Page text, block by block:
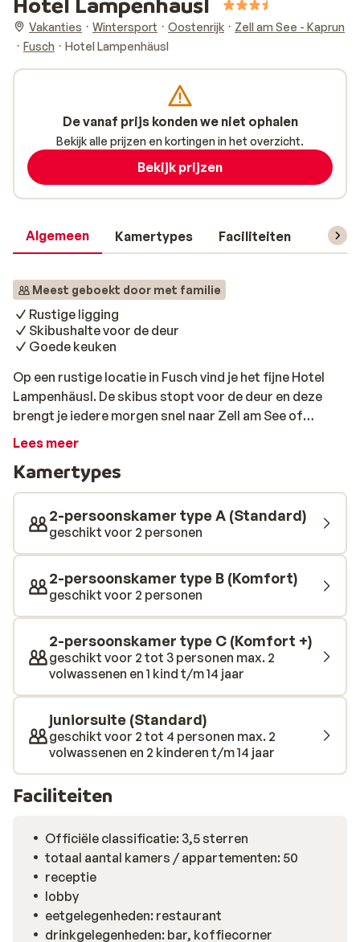
Vakanties Wintersport Oostenrijk
Zell am See - Kaprun
Fusch
Hotel Lampenhäusl
Algemeen Kamertypes Faciliteiten
Meest geboekt door met familie
Rustige ligging
Skibushalte voor de deur
Goede keuken
Op een rustige locatie in Fusch vind je het fijne Hotel
Lampenhäusl. De skibus stopt voor de deur en deze
brengt je iedere morgen snel naar Zell am See of
Kaprun. Alle kamers zijn verzorgd ingericht en
met uitzicht op de prachtige omgeving. Er zijn
verschillende kamertypes te boeken: van een fijne 2-
persoonskamers tot een ruime familiesuite met 2
aparte ruimtes. In het wellness gedeelte van het hotel
kun je heerlijk ontspannen na een intensieve dag op de
piste. Het hotel verzorgt elke ochtend een uitgebreid
ontbijtbuffet en ‘s avonds kun je kiezen uit 3
verschillende hoofdgerechten en een groot
Lees meer
Kamertypes
2-persoonskamer type A (Standard)
geschikt voor 2 personen
2-persoonskamer type B (Komfort)
geschikt voor 2 personen
2-persoonskamer type C (Komfort +)
geschikt voor 2 tot 3 personen max. 2
volwassenen en 1 kind t/m 14 jaar
juniorsuite (Standard)
geschikt voor 2 tot 4 personen max. 2
volwassenen en 2 kinderen t/m 14 jaar
Faciliteiten
Officiële classificatie: 3,5 sterren
totaal aantal kamers / appartementen: 50
receptie
lobby
eetgelegenheden: restaurant
drinkgelegenheden: bar, koffiecorner
De vanaf prijs konden we niet ophalen
Bekijk alle prijzen en kortingen in het overzicht.
Bekijk prijzen